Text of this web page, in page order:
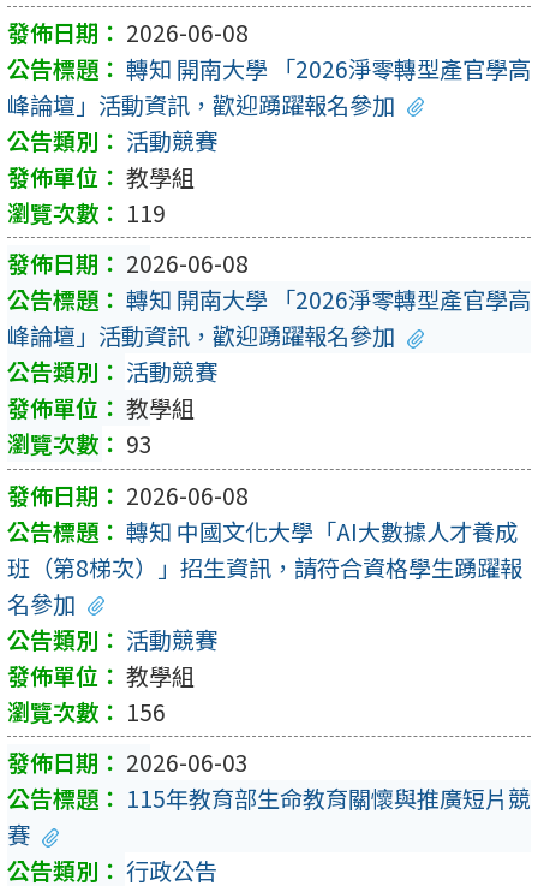
2026-06-08
轉知 開南大學 「2026淨零轉型產官學高
峰論壇」活動資訊，歡迎踴躍報名參加
活動競賽
教學組
119
2026-06-08
轉知 開南大學 「2026淨零轉型產官學高
峰論壇」活動資訊，歡迎踴躍報名參加
活動競賽
教學組
93
2026-06-08
轉知 中國文化大學「AI大數據人才養成
班（第8梯次）」招生資訊，請符合資格學生踴躍報
名參加
活動競賽
教學組
156
2026-06-03
115年教育部生命教育關懷與推廣短片競
賽
行政公告